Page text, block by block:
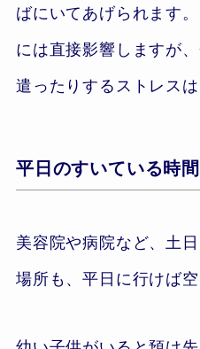
ばにいてあげられます
には直接影響しますが
遣ったりするストレスは
平日のすいている時
美容院や病院など、土
場所も、平日に行けば